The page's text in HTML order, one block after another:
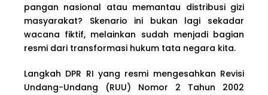
pangan nasional atau memantau distribusi gizi
masyarakat? Skenario ini bukan lagi sekadar
wacana fiktif, melainkan sudah menjadi bagian
resmi dari transformasi hukum tata negara kita.
Langkah DPR RI yang resmi mengesahkan Revisi
Undang-Undang (RUU) Nomor 2 Tahun 2002